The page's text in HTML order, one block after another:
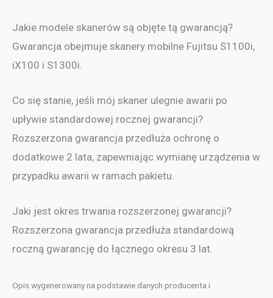
Jakie modele skanerów są objęte tą gwarancją?
Gwarancja obejmuje skanery mobilne Fujitsu S1100i,
iX100 i S1300i.
Co się stanie, jeśli mój skaner ulegnie awarii po
upływie standardowej rocznej gwarancji?
Rozszerzona gwarancja przedłuża ochronę o
dodatkowe 2 lata, zapewniając wymianę urządzenia w
przypadku awarii w ramach pakietu.
Jaki jest okres trwania rozszerzonej gwarancji?
Rozszerzona gwarancja przedłuża standardową
roczną gwarancję do łącznego okresu 3 lat.
Opis wygenerowany na podstawie danych producenta i